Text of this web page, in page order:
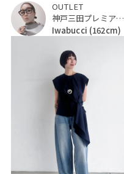
OUTLET
神戸三田プレミアム・アウトレット
Iwabucci (162cm)